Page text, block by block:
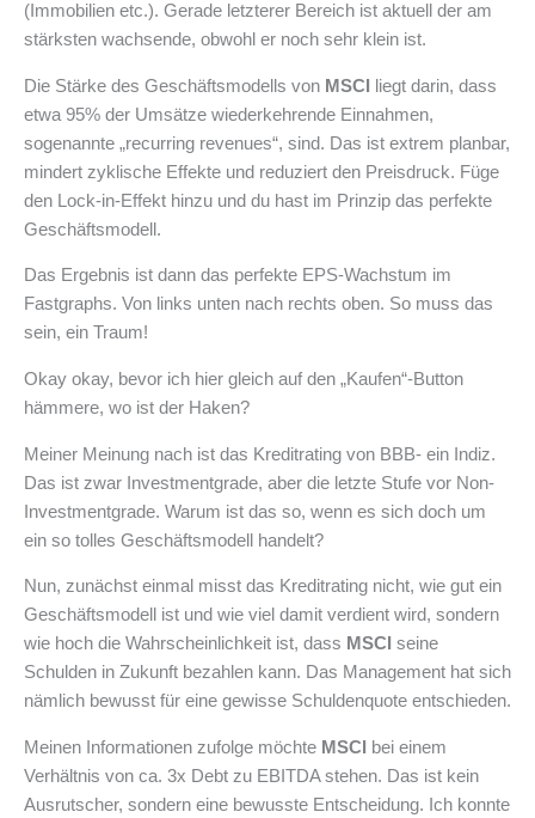
(Immobilien etc.). Gerade letzterer Bereich ist aktuell der am
stärksten wachsende, obwohl er noch sehr klein ist.
Die Stärke des Geschäftsmodells von MSCI
liegt darin, dass
etwa 95% der Umsätze wiederkehrende Einnahmen,
sogenannte „recurring revenues“, sind. Das ist extrem planbar,
mindert zyklische Effekte und reduziert den Preisdruck. Füge
den Lock-in-Effekt hinzu und du hast im Prinzip das perfekte
Geschäftsmodell.
Das Ergebnis ist dann das perfekte EPS-Wachstum im
Fastgraphs. Von links unten nach rechts oben. So muss das
sein, ein Traum!
Okay okay, bevor ich hier gleich auf den „Kaufen“-Button
hämmere, wo ist der Haken?
Meiner Meinung nach ist das Kreditrating von BBB- ein Indiz.
Das ist zwar Investmentgrade, aber die letzte Stufe vor Non-
Investmentgrade. Warum ist das so, wenn es sich doch um
ein so tolles Geschäftsmodell handelt?
Nun, zunächst einmal misst das Kreditrating nicht, wie gut ein
Geschäftsmodell ist und wie viel damit verdient wird, sondern
wie hoch die Wahrscheinlichkeit ist, dass MSCI seine
Schulden in Zukunft bezahlen kann. Das Management hat sich
nämlich bewusst für eine gewisse Schuldenquote entschieden.
Meinen Informationen zufolge möchte MSCI
bei einem
Verhältnis von ca. 3x Debt zu EBITDA stehen. Das ist kein
Ausrutscher, sondern eine bewusste Entscheidung. Ich konnte